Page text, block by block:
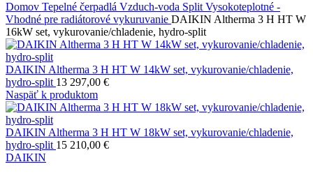
Domov Tepelné čerpadlá Vzduch-voda Split Vysokoteplotné -
Vhodné pre radiátorové vykuruvanie DAIKIN Altherma 3 H HT W
16kW set, vykurovanie/chladenie, hydro-split
DAIKIN Altherma 3 H HT W 14kW set, vykurovanie/chladenie,
hydro-split 13 297,00 €
Naspäť k produktom
DAIKIN Altherma 3 H HT W 18kW set, vykurovanie/chladenie,
hydro-split 15 210,00 €
DAIKIN